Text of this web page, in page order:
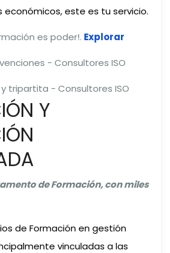
económicos, este es tu servicio.
es poder!. Explorar
Y
de Formación, con miles
de Formación en gestión
vinculadas a las